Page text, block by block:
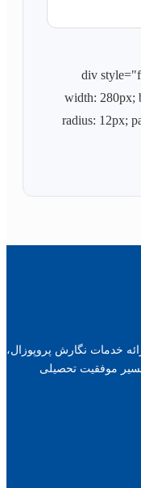
<div
width: 280px;
radius: 12px;
خدمات نگارش پروپوزال،
مسیر موفقیت تحصیلی